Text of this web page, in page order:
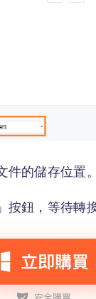
件的儲存位置。
按鈕，等待轉